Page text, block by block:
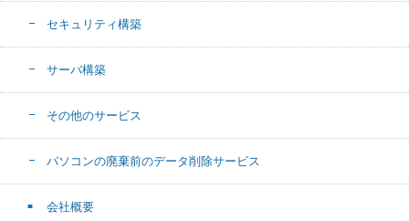
セキュリティ構築
サーバ構築
その他のサービス
パソコンの廃棄前のデータ削除サービス
会社概要